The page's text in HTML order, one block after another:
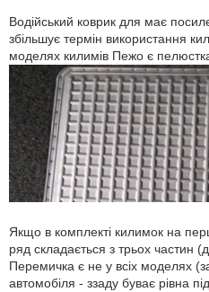
Водійський коврик для має
збільшує термін використання
моделях килимів Пежо є пелюстка
Якщо в комплекті килимок на
ряд складається з трьох частин
Перемичка є не у всіх моделях
автомобіля - ззаду буває рівна